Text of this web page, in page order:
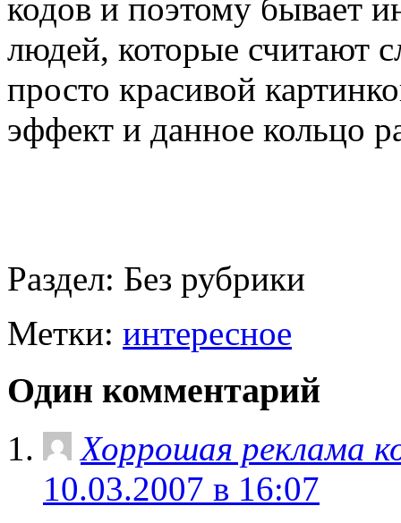
кодов и поэтому бывает
людей, которые считают
просто красивой
эффект и данное кольцо
Раздел: Без рубрики
Метки: интересное
Один комментарий
Хоррошая реклама
10.03.2007 в 16:07